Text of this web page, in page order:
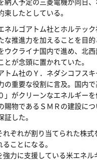
したとしている。
ルゴアトム社とホルテッ
な推進力を加えることを目
ウクライナ国内で進め、北
とが念頭に置かれていた。
ム社のＹ．ネダシコフス
の重要な役割に言及。国内
」がクリーンなエネルギー
賜物であるＳＭＲの建設に
した。
ぞれが割り当てられた株
ことになる。
力に支援している米エネ